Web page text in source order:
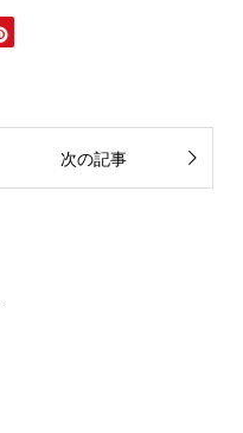
次の記事